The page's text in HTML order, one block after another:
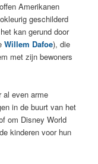
Amerikanen
geschilderd
kan gerund door
Willem Dafoe), die
met zijn bewoners
al even arme
in de buurt van het
om Disney World
kinderen voor hun